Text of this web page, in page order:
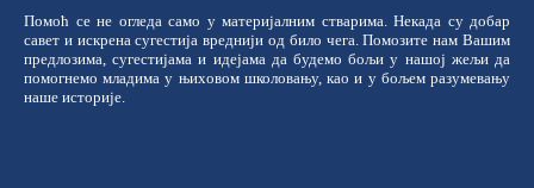
Помоћ се не огледа само у материјалним стварима. Некада су добар
савет и искрена сугестија вреднији од било чега. Помозите нам Вашим
предлозима, сугестијама и идејама да будемо бољи у нашој жељи да
помогнемо младима у њиховом школовању, као и у бољем разумевању
наше историје.